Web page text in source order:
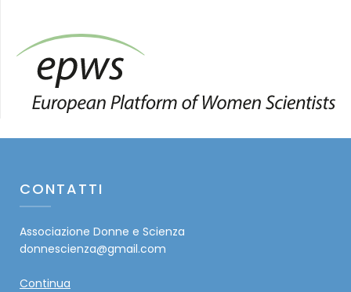
CONTATTI
Associazione Donne e Scienza
donnescienza@gmail.com
Continua